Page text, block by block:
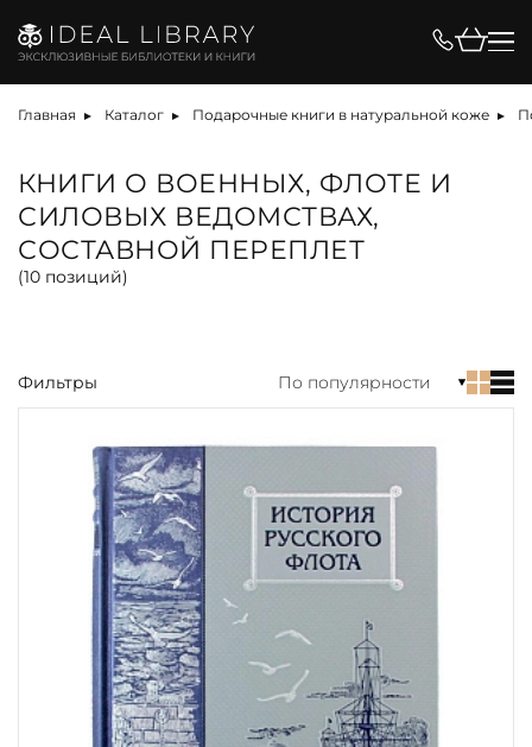
Главная Каталог Подарочные книги в натуральной коже
КНИГИ О ВОЕННЫХ, ФЛОТЕ И
СИЛОВЫХ ВЕДОМСТВАХ,
СОСТАВНОЙ ПЕРЕПЛЕТ
(10 позиций)
Цена, ₽
Вид
альбом
собрание сочинений
Материал
Фильтры По популярности